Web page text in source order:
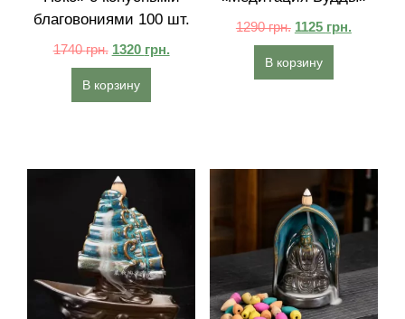
благовониями 100 шт.
1740грн. 1320 грн.
В корзину
1290грн. 1125 грн.
В корзину